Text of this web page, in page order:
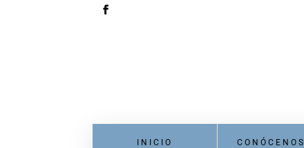
INICIO CONÓCENOS